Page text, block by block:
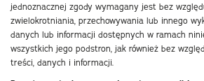
jednoznacznej zgody wymagany jest bez
zwielokrotniania, przechowywania lub innego
danych lub informacji dostępnych w ramach
wszystkich jego podstron, jak również bez
treści, danych i informacji.